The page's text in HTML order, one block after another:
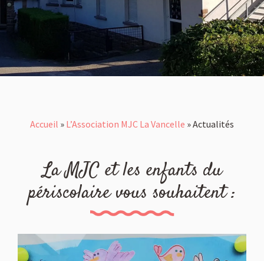
Accueil » L’Association MJC La Vancelle »Actualités
La MJC et les enfants du
périscolaire vous souhaitent :